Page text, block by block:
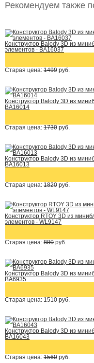
Рекомендуем также
Конструктор Balody 3D из
элементов - BA16037
Старая цена: 1499 руб.
Конструктор Balody 3D из
BA16014
Старая цена: 1730 руб.
Конструктор Balody 3D из
BA16013
Старая цена: 1820 руб.
Конструктор RTOY 3D из
элементов - WL9147
Старая цена: 880 руб.
Конструктор Balody 3D из
BA6935
Старая цена: 1510 руб.
Конструктор Balody 3D из
BA16043
Старая цена: 1560 руб.